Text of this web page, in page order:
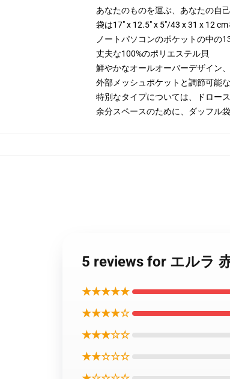
あなたのものを運ぶ、あなたの自
袋は17" x 12.5" x 5"/43 x 31 x 12
ノートパソコンのポケットの中の
丈夫な100%のポリエステル貝
鮮やかなオールオーバーデザイン
外部メッシュポケットと調節可能
特別なタイプについては、ドロー
余分スペースのために、ダッフル
5 reviews for エルラ
★★★★★
★★★★☆
★★★☆☆
★★☆☆☆